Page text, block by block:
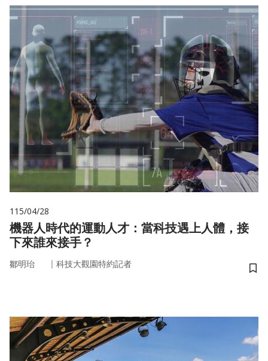
115/04/28
機器人時代的運動人才：當科技遇上人體，接
下來誰來接手？
鄒明珆 ｜ 科技大觀園特約記者
儲